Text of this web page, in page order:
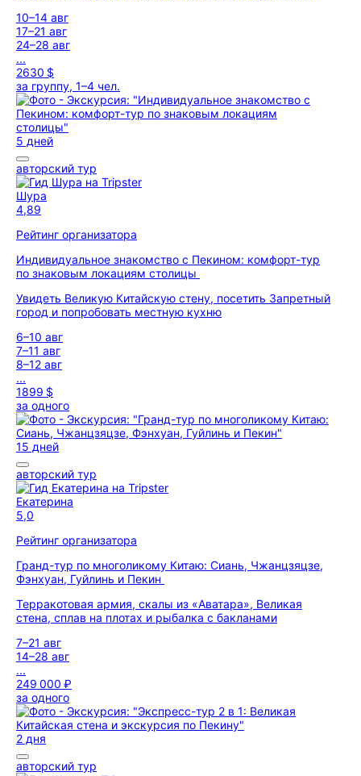
10–14 авг
17–21 авг
24–28 авг
...
2630 $
за группу, 1–4 чел.
5 дней
авторский тур
Шура
4,89
Рейтинг организатора
Индивидуальное знакомство с Пекином: комфорт-тур
по знаковым локациям столицы
Увидеть Великую Китайскую стену, посетить Запретный
город и попробовать местную кухню
6–10 авг
7–11 авг
8–12 авг
...
1899 $
за одного
15 дней
авторский тур
Екатерина
5,0
Рейтинг организатора
Гранд-тур по многоликому Китаю: Сиань, Чжанцзяцзе,
Фэнхуан, Гуйлинь и Пекин
Терракотовая армия, скалы из «Аватара», Великая
стена, сплав на плотах и рыбалка с бакланами
7–21 авг
14–28 авг
...
249 000 ₽
за одного
2 дня
авторский тур